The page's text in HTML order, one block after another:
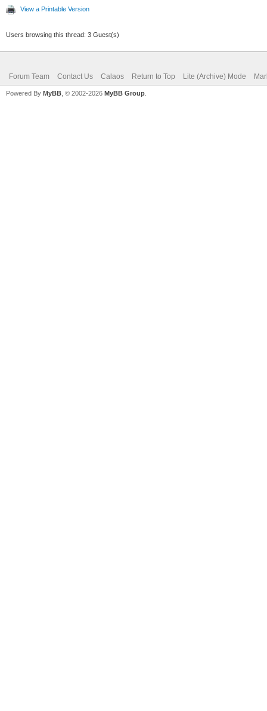
View a Printable Version
Users browsing this thread: 3 Guest(s)
Forum Team Contact Us Calaos Return to Top Lite (Archive) Mode
Powered By MyBB , © 2002-2026 MyBB Group